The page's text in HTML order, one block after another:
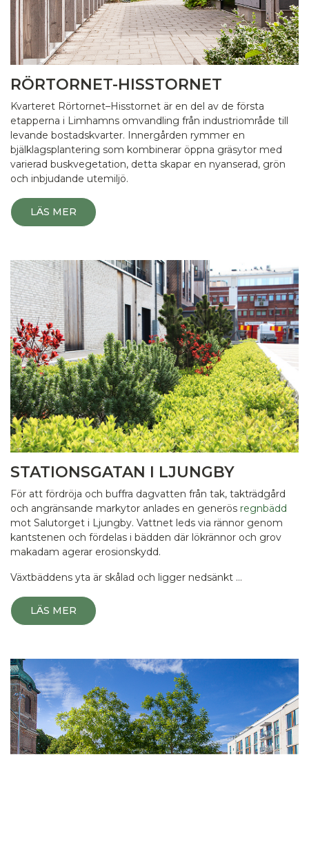
RÖRTORNET-HISSTORNET
Kvarteret Rörtornet–Hisstornet är en del av de första
etapperna i Limhamns omvandling från industriområde till
levande bostadskvarter. Innergården rymmer en
bjälklagsplantering som kombinerar öppna gräsytor med
varierad buskvegetation, detta skapar en nyanserad, grön
och inbjudande utemiljö.
LÄS MER
STATIONSGATAN I LJUNGBY
För att fördröja och buffra dagvatten från tak, takträdgård
och angränsande markytor anlades en generös regnbädd
mot Salutorget i Ljungby. Vattnet leds via rännor genom
kantstenen och fördelas i bädden där lökrännor och grov
makadam agerar erosionskydd.
Växtbäddens yta är skålad och ligger nedsänkt …
LÄS MER